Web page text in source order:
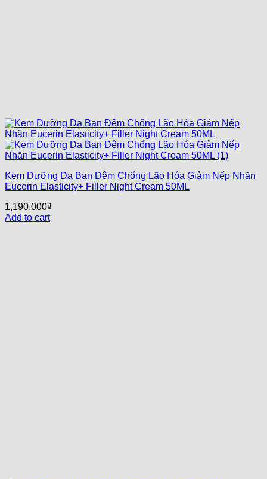
Kem Dưỡng Da Ban Đêm Chống Lão Hóa Giảm Nếp Nhăn
Eucerin Elasticity+ Filler Night Cream 50ML
1,190,000₫
Add to cart